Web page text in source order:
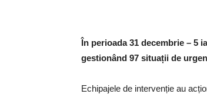
În perioada 31 decembrie – 5
gestionând 97 situații de
Echipajele de intervenție au